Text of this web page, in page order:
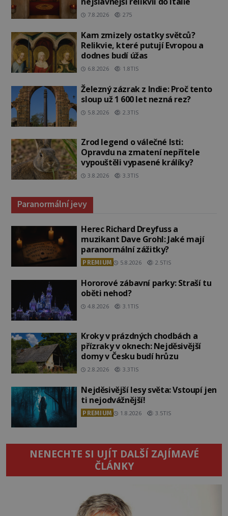
7.8.2026 275
Kam zmizely ostatky světců?
Relikvie, které putují Evropou a
dodnes budí úžas
6.8.2026 1.8TIS
Železný zázrak z Indie: Proč tento
sloup už 1 600 let nezná rez?
5.8.2026 2.3TIS
Zrod legend o válečné lsti:
Opravdu na zmatení nepřítele
vypouštěli vypasené králíky?
3.8.2026 3.3TIS
Paranormální jevy
Herec Richard Dreyfuss a
muzikant Dave Grohl: Jaké mají
paranormální zážitky?
PREMIUM 5.8.2026 2.5TIS
Hororové zábavní parky: Straší tu
oběti nehod?
4.8.2026 3.1TIS
Kroky v prázdných chodbách a
přízraky v oknech: Nejděsivější
domy v Česku budí hrůzu
2.8.2026 3.3TIS
Nejděsivější lesy světa: Vstoupí jen
ti nejodvážnější!
PREMIUM 1.8.2026 3.5TIS
NENECHTE SI UJÍT DALŠÍ ZAJÍMAVÉ
ČLÁNKY